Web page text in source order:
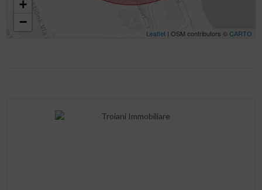
+
−
Leaflet| OSM contributors ©CARTO